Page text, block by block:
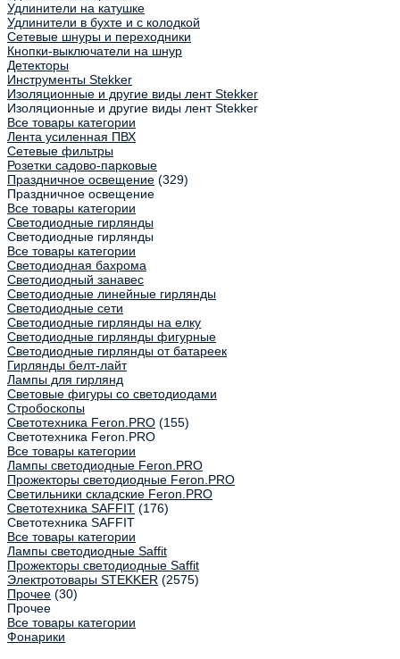
Удлинители на катушке
Удлинители в бухте и с колодкой
Сетевые шнуры и переходники
Кнопки-выключатели на шнур
Детекторы
Инструменты Stekker
Изоляционные и другие виды лент Stekker
Изоляционные и другие виды лент Stekker
Все товары категории
Лента усиленная ПВХ
Сетевые фильтры
Розетки садово-парковые
Праздничное освещение (329)
Праздничное освещение
Все товары категории
Светодиодные гирлянды
Светодиодные гирлянды
Все товары категории
Светодиодная бахрома
Светодиодный занавес
Светодиодные линейные гирлянды
Светодиодные сети
Светодиодные гирлянды на елку
Светодиодные гирлянды фигурные
Светодиодные гирлянды от батареек
Гирлянды белт-лайт
Лампы для гирлянд
Световые фигуры со светодиодами
Стробоскопы
Светотехника Feron.PRO (155)
Светотехника Feron.PRO
Все товары категории
Лампы светодиодные Feron.PRO
Прожекторы светодиодные Feron.PRO
Светильники складские Feron.PRO
Светотехника SAFFIT (176)
Светотехника SAFFIT
Все товары категории
Лампы светодиодные Saffit
Прожекторы светодиодные Saffit
Электротовары STEKKER (2575)
Прочее (30)
Прочее
Все товары категории
Фонарики